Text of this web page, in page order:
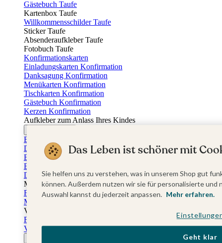
Gästebuch Taufe
Kartenbox Taufe
Willkommensschilder Taufe
Sticker Taufe
Absenderaufkleber Taufe
Fotobuch Taufe
Konfirmationskarten
Einladungskarten Konfirmation
Danksagung Konfirmation
Menükarten Konfirmation
Tischkarten Konfirmation
Gästebuch Konfirmation
Kerzen Konfirmation
Aufkleber zum Anlass Ihres Kindes
Einladungskarten Firmung
Dankeskarten Firmung
Einschulungskarten
Einladungskarten Einschulung
Danksagung Einschulung
Muttertag
Fotogeschenke Muttertag
Muttertagskarten
Vatertag
Fotogeschenke Vatertag
Vatertagskarten
Das Leben ist schöner mit
Sie helfen uns zu verstehen, was in unserem Shop gut
können. Außerdem nutzen wir sie für personalisierte
Auswahl kannst du jederzeit anpassen. Mehr erfahren.
Geht klar